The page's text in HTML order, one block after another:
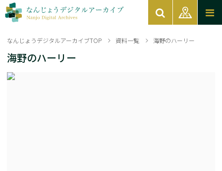
なんじょうデジタルアーカイブTOP 資料一覧 海野のハーリー
海野のハーリー